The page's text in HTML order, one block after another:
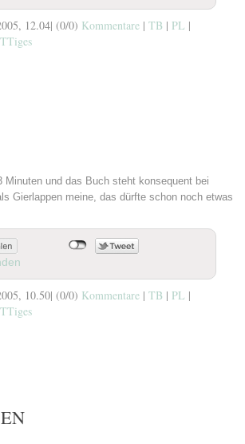
12.04| (0/0) Kommentare | TB | PL |
Minuten und das Buch steht konsequent bei
Gierlappen meine, das dürfte schon noch etwas
10.50| (0/0) Kommentare | TB | PL |